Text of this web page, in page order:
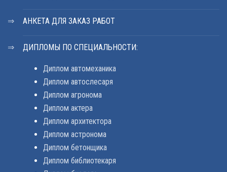
АНКЕТА ДЛЯ ЗАКАЗ РАБОТ
ДИПЛОМЫ ПО СПЕЦИАЛЬНОСТИ:
Диплом автомеханика
Диплом автослесаря
Диплом агронома
Диплом актера
Диплом архитектора
Диплом астронома
Диплом бетонщика
Диплом библиотекаря